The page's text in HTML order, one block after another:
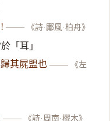
—— 《詩·鄘風·柏舟》
「耳」
其屍盟也 ——
《左
—— 《詩·周南·樛木》